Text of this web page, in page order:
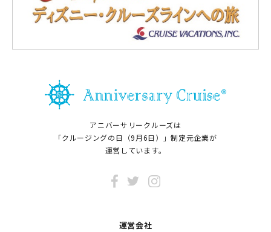
アニバーサリークルーズは
「クルージングの日（9月6日）」制定元企業が
運営しています。
運営会社